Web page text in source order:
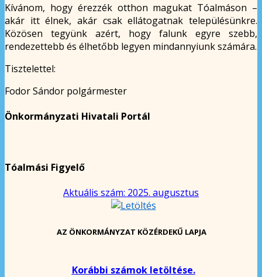
Kívánom, hogy érezzék otthon magukat Tóalmáson –
akár itt élnek, akár csak ellátogatnak településünkre.
Közösen tegyünk azért, hogy falunk egyre szebb,
rendezettebb és élhetőbb legyen mindannyiunk számára.
Tisztelettel:
Fodor Sándor polgármester
Önkormányzati Hivatali Portál
Tóalmási Figyelő
Aktuális szám: 2025. augusztus
AZ ÖNKORMÁNYZAT KÖZÉRDEKŰ LAPJA
Korábbi számok letöltése.